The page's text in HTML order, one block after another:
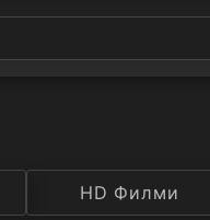
Рейтинг
HD Филми